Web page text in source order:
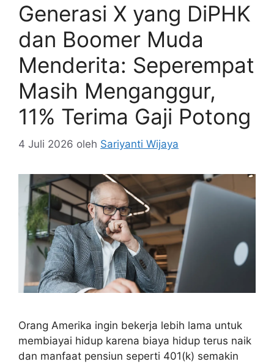
Generasi X yang DiPHK
dan Boomer Muda
Menderita: Seperempat
Masih Menganggur,
11% Terima Gaji Potong
4 Juli 2026 oleh Sariyanti Wijaya
Orang Amerika ingin bekerja lebih lama untuk
membiayai hidup karena biaya hidup terus naik
dan manfaat pensiun seperti 401(k) semakin